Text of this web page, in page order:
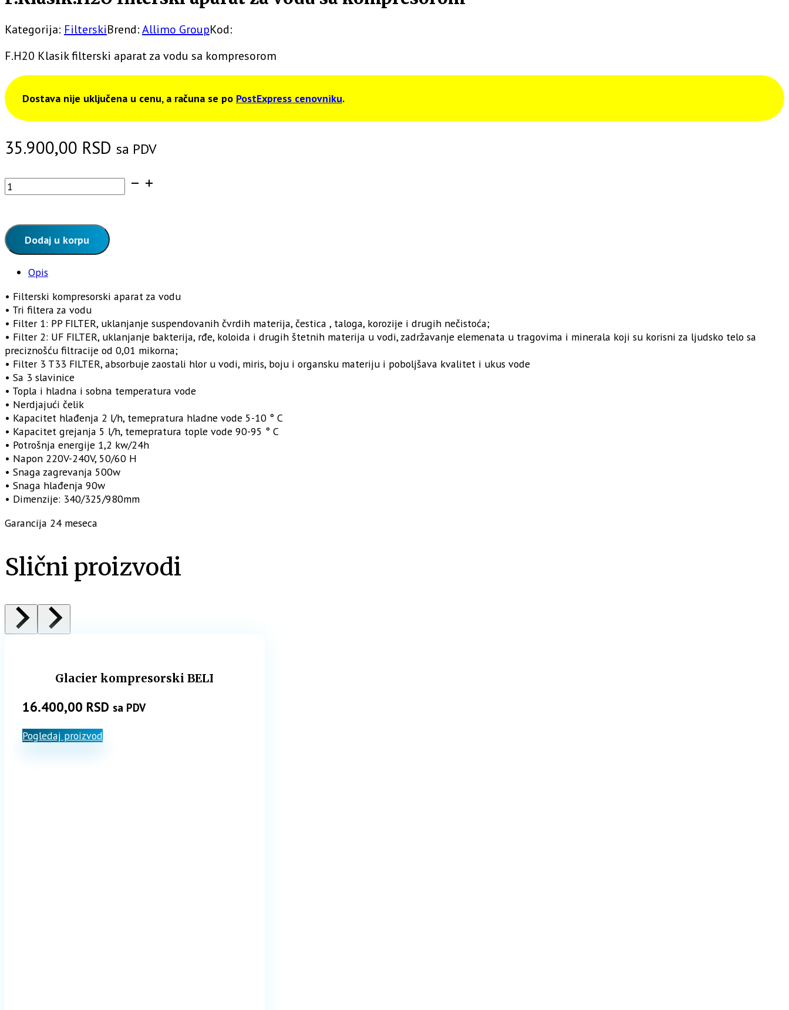
Kategorija: FilterskiBrend:Allimo GroupKod:
F.H20 Klasik filterski aparat za vodu sa kompresorom
Dostava nije uključena u cenu, a računa se po PostExpress cenovniku.
35.900,00 RSD sa PDV
F.Klasik.H2O
filterski
za
vodu
sa
količina
Dodaj u korpu
Opis
• Filterski kompresorski aparat za vodu
• Tri filtera za vodu
• Filter 1: PP FILTER, uklanjanje suspendovanih čvrdih materija, čestica , taloga, korozije i drugih nečistoća;
• Filter 2: UF FILTER, uklanjanje bakterija, rđe, koloida i drugih štetnih materija u vodi, zadržavanje elemenata u tragovima i minerala koji su korisni za ljudsko telo sa
preciznošću filtracije od 0,01 mikorna;
• Filter 3 T33 FILTER, absorbuje zaostali hlor u vodi, miris, boju i organsku materiju i poboljšava kvalitet i ukus vode
• Sa 3 slavinice
• Topla i hladna i sobna temperatura vode
• Nerdjajući čelik
• Kapacitet hlađenja 2 l/h, temepratura hladne vode 5-10 ° C
• Kapacitet grejanja 5 l/h, temepratura tople vode 90-95 ° C
• Potrošnja energije 1,2 kw/24h
• Napon 220V-240V, 50/60 H
• Snaga zagrevanja 500w
• Snaga hlađenja 90w
• Dimenzije: 340/325/980mm
Garancija 24 meseca
Slični proizvodi
Glacier kompresorski BELI
16.400,00 RSD sa PDV
Pogledaj proizvod